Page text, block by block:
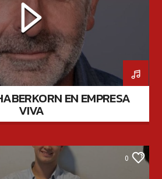
EN EMPRESA
VIVA
0